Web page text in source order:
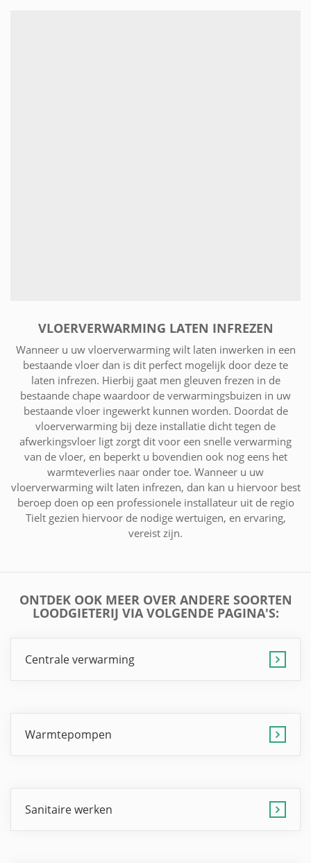
VLOERVERWARMING LATEN INFREZEN
Wanneer u uw vloerverwarming wilt laten inwerken in een
bestaande vloer dan is dit perfect mogelijk door deze te
laten infrezen. Hierbij gaat men gleuven frezen in de
bestaande chape waardoor de verwarmingsbuizen in uw
bestaande vloer ingewerkt kunnen worden. Doordat de
vloerverwarming bij deze installatie dicht tegen de
afwerkingsvloer ligt zorgt dit voor een snelle verwarming
van de vloer, en beperkt u bovendien ook nog eens het
warmteverlies naar onder toe. Wanneer u uw
vloerverwarming wilt laten infrezen, dan kan u hiervoor best
beroep doen op een professionele installateur uit de regio
Tielt gezien hiervoor de nodige wertuigen, en ervaring,
vereist zijn.
ONTDEK OOK MEER OVER ANDERE SOORTEN
LOODGIETERIJ VIA VOLGENDE PAGINA'S:
Centrale verwarming
Warmtepompen
Sanitaire werken